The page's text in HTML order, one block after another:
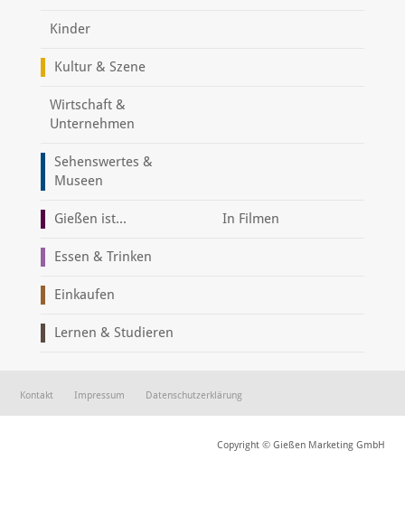
Kinder
Kultur & Szene
Wirtschaft &
Unternehmen
Sehenswertes &
Museen
Gießen ist... In Filmen
Essen & Trinken
Einkaufen
Lernen & Studieren
Kontakt Impressum Datenschutzerklärung
Copyright © Gießen Marketing GmbH